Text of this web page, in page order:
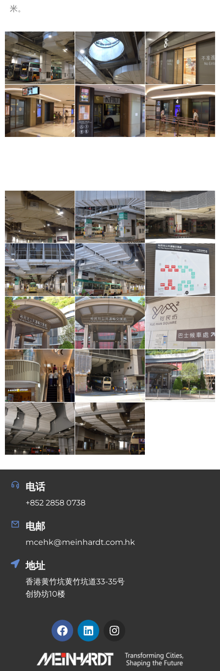
米。
电话
+852 2858 0738
电邮
mcehk@meinhardt.com.hk
地址
香港黄竹坑黄竹坑道33-35号
创协坊10楼